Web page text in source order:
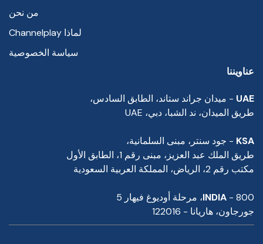
من نحن
لماذا Channelplay
سياسة الخصوصية
عناويننا
UAE - ميدان جراند ستاند، الطابق السادس،
طريق الميدان، ند الشبا، دبي، UAE
KSA - جود سنتر، مبنى السلمانية،
طريق الملك عبد العزيز، مبنى رقم 1، الطابق الأول
مكتب رقم 2، الرياض، المملكة العربية السعودية
INDIA - 800، مرحلة أوديوغ فيهار 5
جورجاون، هاريانا - 122016